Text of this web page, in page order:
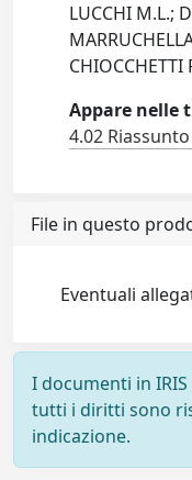
LUCCHI M.L.;
CHIOCCHETTI
Appare nelle
4.02
File in questo
Eventuali
I documenti in
tutti i diritti sono
indicazione.